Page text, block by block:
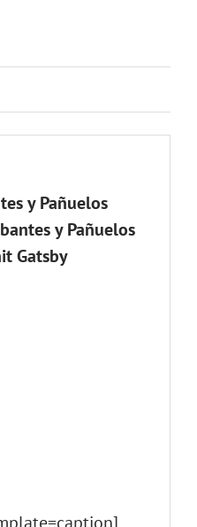
y Pañuelos
y Pañuelos
Gatsby